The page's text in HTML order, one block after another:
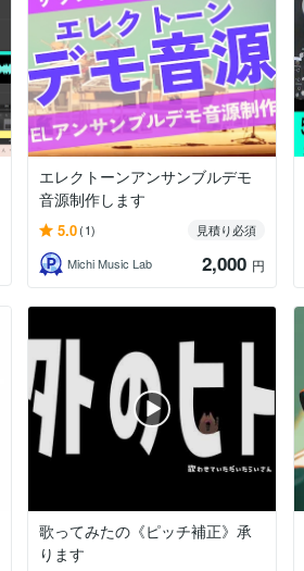
エレクトーンアンサンブルデモ
音源制作します
5.0(1)
見積り必須
Michi Music Lab
2,000 円
歌ってみたの《ピッチ補正》承
ります